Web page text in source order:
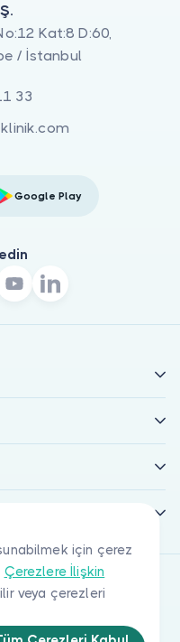
için çerez
Çerezlere İlişkin
veya çerezleri
Kat:8 D:60,
/ İstanbul
33
Google Play